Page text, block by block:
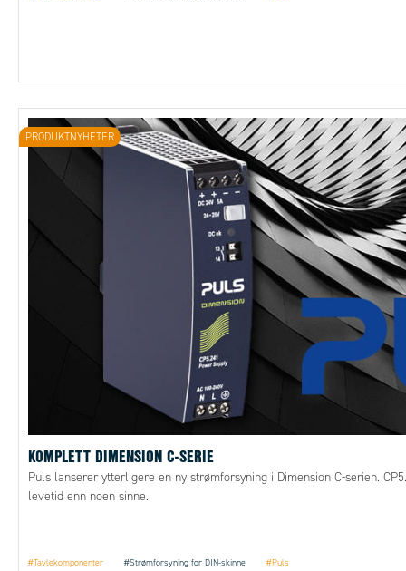
KOMPLETT DIMENSION C-SERIE
Puls lanserer ytterligere en ny strømforsyning i Dimension C-serien.
levetid enn noen sinne.
#Tavlekomponenter #Strømforsyning for DIN-skinne #Puls
PRODUKTNYHETER